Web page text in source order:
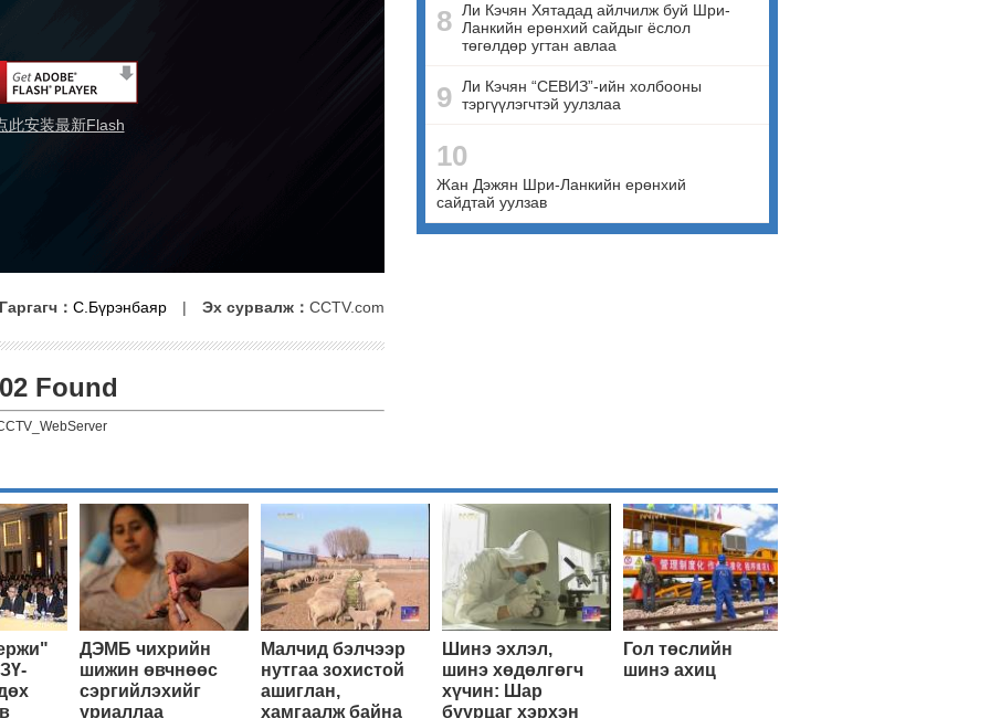
此安装最新Flash
Гаргагч： С.Бүрэнбаяр | Эх сурвалж： CCTV.com
Found
8
Ли Кэчян Хятадад айлчилж буй Шри-
Ланкийн ерөнхий сайдыг ёслол
төгөлдөр угтан авлаа
9
Ли Кэчян “СЕВИЗ”-ийн холбооны
тэргүүлэгчтэй уулзлаа
10
Жан Дэжян Шри-Ланкийн ерөнхий
сайдтай уулзав
ДЭМБ чихрийн
шижин өвчнөөс
сэргийлэхийг
уриаллаа
Малчид бэлчээр
нутгаа зохистой
ашиглан,
хамгаалж байна
Шинэ эхлэл,
шинэ хөдөлгөгч
хүчин: Шар
буурцаг хэрхэн
Гол төслийн
шинэ ахиц